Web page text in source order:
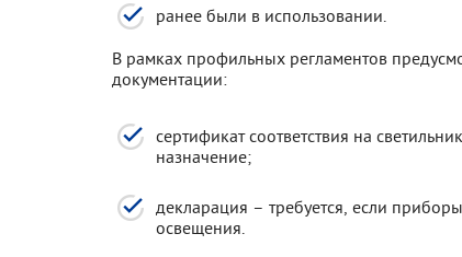
ранее были в использовании.
В рамках профильных регламентов
документации:
сертификат соответствия на
назначение;
декларация – требуется, если
освещения.